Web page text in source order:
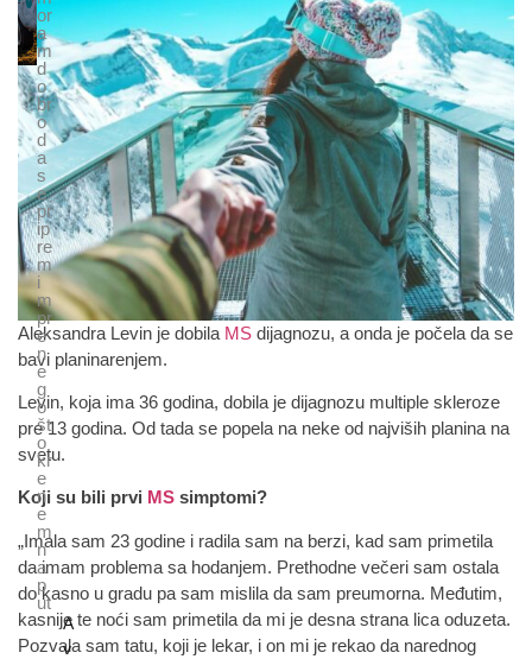
Aleksandra Levin je dobila MS dijagnozu, a onda je počela da se
bavi planinarenjem.
Levin, koja ima 36 godina, dobila je dijagnozu multiple skleroze
pre 13 godina. Od tada se popela na neke od najviših planina na
svetu.
Koji su bili prvi MS simptomi?
„Imala sam 23 godine i radila sam na berzi, kad sam primetila
da imam problema sa hodanjem. Prethodne večeri sam ostala
do kasno u gradu pa sam mislila da sam preumorna. Međutim,
kasnije te noći sam primetila da mi je desna strana lica oduzeta.
Pozvala sam tatu, koji je lekar, i on mi je rekao da narednog
or
a
m
d
o
br
o
d
a
s
e
pr
ip
re
m
i
m
pr
e
n
e
g
o
št
o
kr
e
n
e
m
n
a
p
ut
A
v